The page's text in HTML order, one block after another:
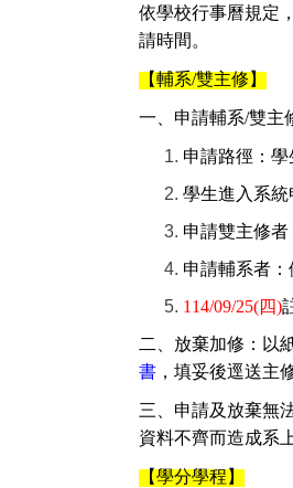
依學校行事曆規定
請時間。
【輔系/雙主修】
一、申請輔系/雙主
申請路徑：
學生進入系統
申請雙主修
申請輔系者：
114/09/25(四)
二、放棄加修：以
書 ，填妥後逕送主
三、申請及放棄無
資料不齊而造成系
【學分學程】